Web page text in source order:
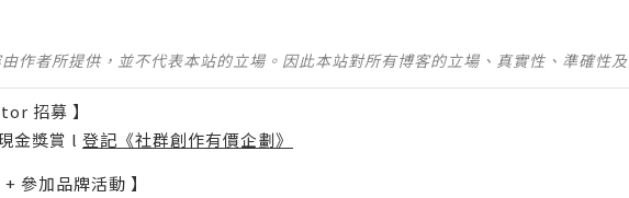
作者所提供，並不代表本站的立場。因此本站對所有博客的立場、真實性、準確性
招募 】
金獎賞 l 登記《社群創作有價企劃》
+ 參加品牌活動 】